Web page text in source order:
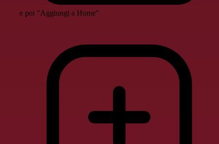
e poi "Aggiungi a Home"